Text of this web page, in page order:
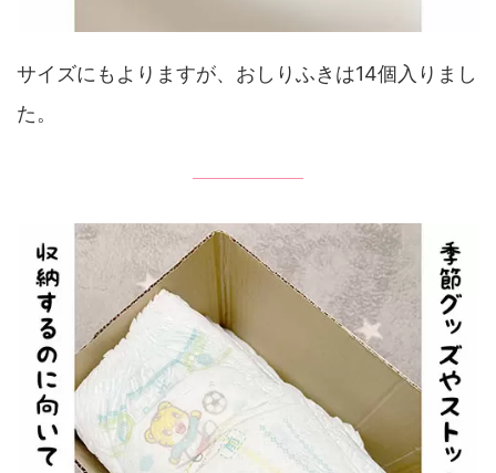
サイズにもよりますが、おしりふきは14個入りまし
た。